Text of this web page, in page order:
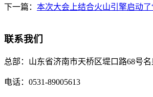
下一篇： 本次大会上结合火山引擎启动
联系我们
总部： 山东省济南市天桥区堤口路68号名
电话： 0531-89005613